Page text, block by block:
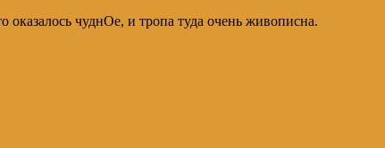
оказалось чуднОе, и тропа туда очень живописна.